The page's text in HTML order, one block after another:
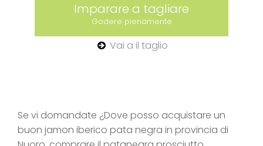
Imparare a tagliare
Godere pienamente
Vai a il taglio
Se vi domandate ¿Dove posso acquistare un
buon jamon iberico pata negra in provincia di